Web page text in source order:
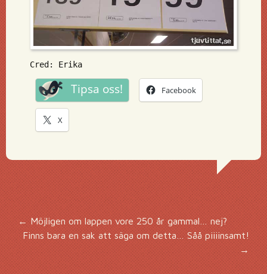
Cred: Erika
Tipsa oss! Facebook
X
Inläggsnavigering
←Möjligen om lappen vore 250 år gammal… nej?
Finns bara en sak att säga om detta… Såå piiiinsamt!
→